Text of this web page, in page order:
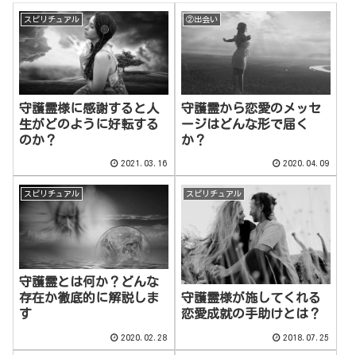
スピリチュアル
守護霊様に感謝すると人
生がどのように好転する
のか？
2021.03.16
②出会い
守護霊から恋愛のメッセ
ージはどんな形で届く
か？
2020.04.09
スピリチュアル
守護霊とは何か？どんな
存在か徹底的に解説しま
す
2020.02.28
スピリチュアル
守護霊様が施してくれる
恋愛成就の手助けとは？
2018.07.25